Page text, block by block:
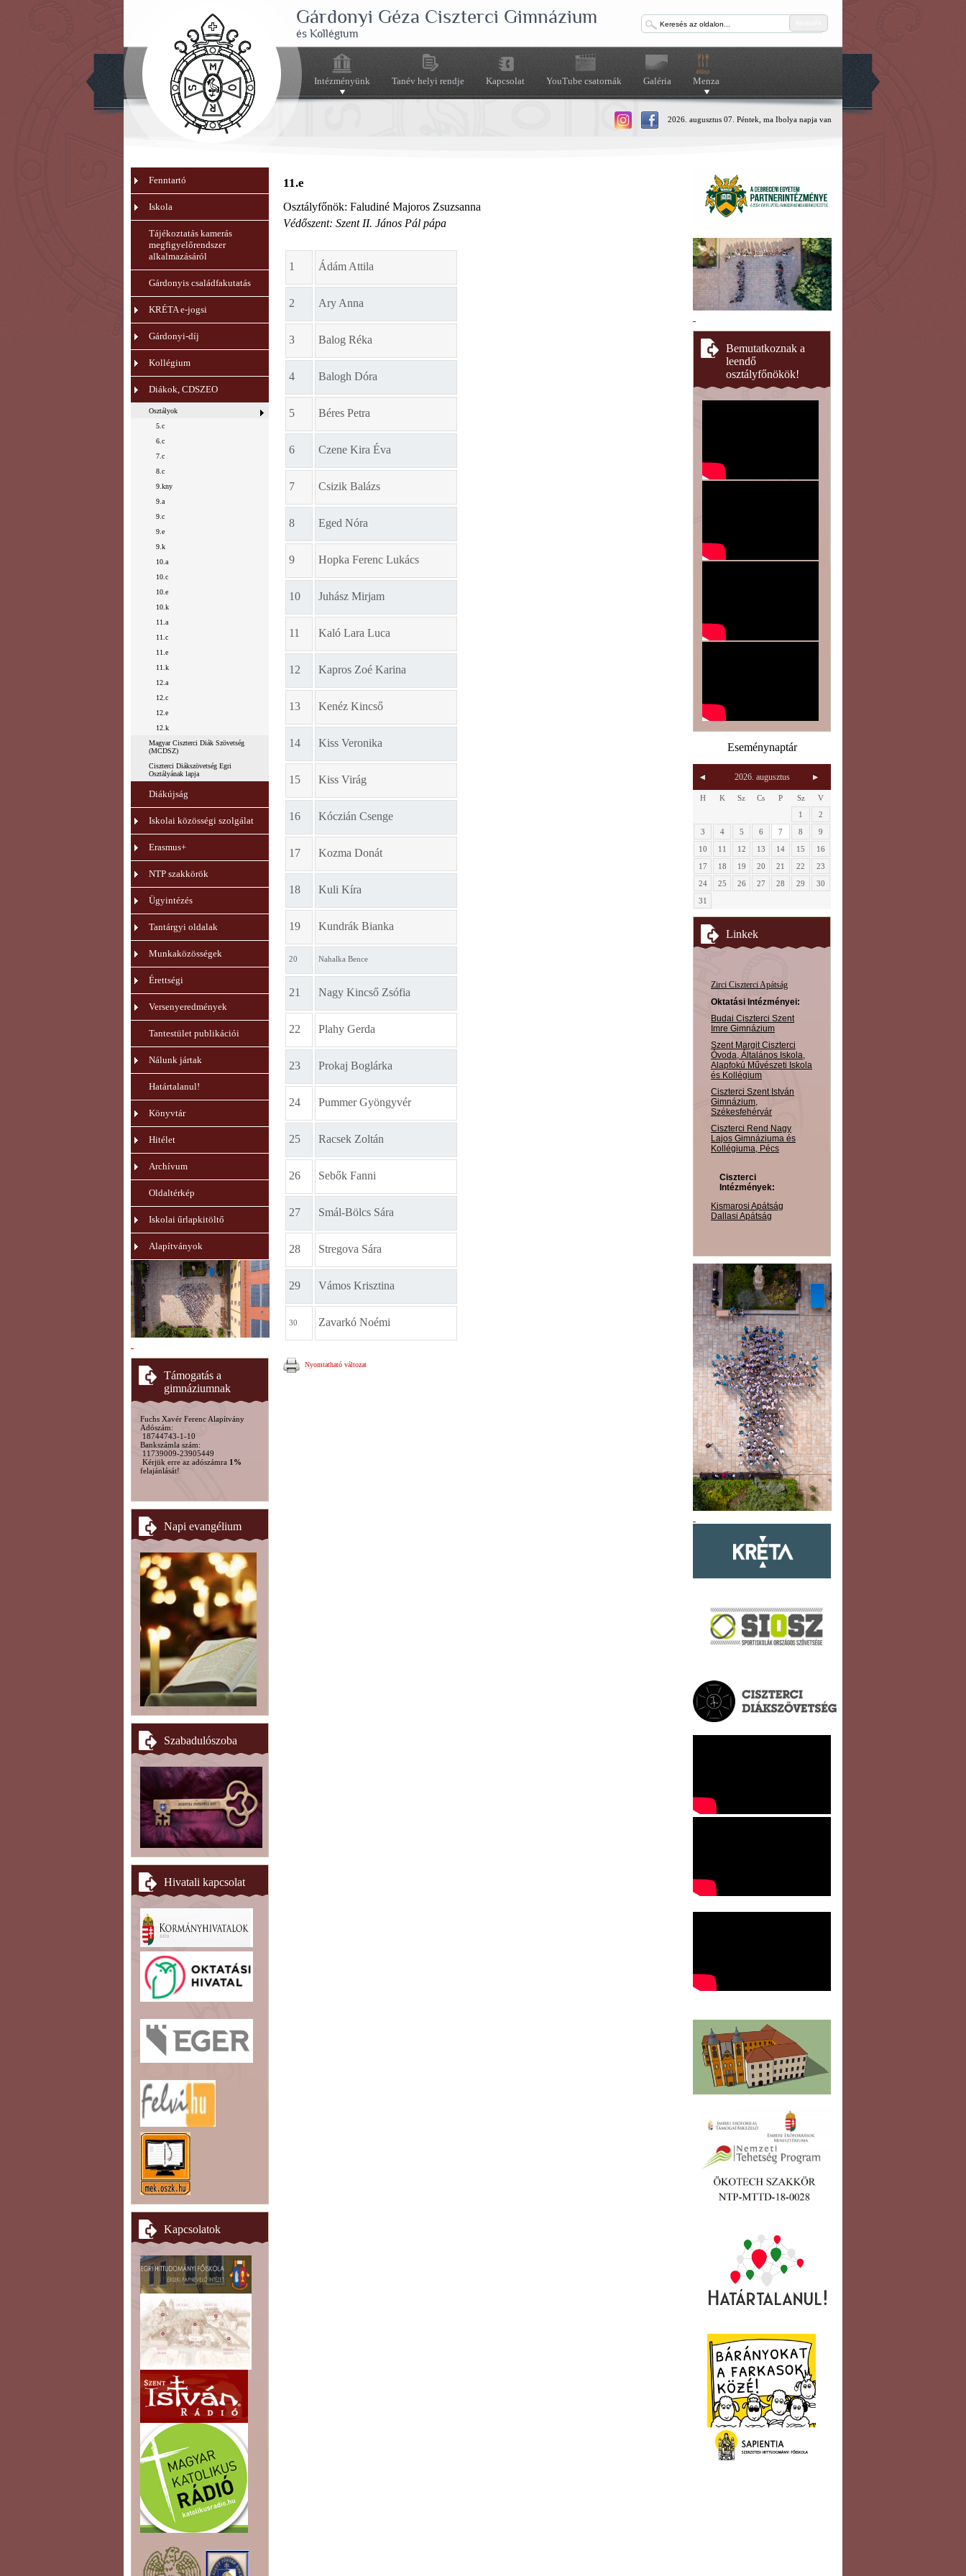
Gárdonyi Géza Ciszterci Gimnázium
és Kollégium
Intézményünk Tanév helyi rendje Kapcsolat YouTube csatornák Galéria Menza
2026. augusztus 07. Péntek, ma Ibolya napja van
Fenntartó
Iskola
Tájékoztatás kamerás
megfigyelőrendszer
alkalmazásáról
Gárdonyis családfakutatás
KRÉTA e-jogsi
Gárdonyi-díj
Kollégium
Diákok, CDSZEO
Osztályok
5.c
6.c
7.c
8.c
9.kny
9.a
9.c
9.e
9.k
10.a
10.c
10.e
10.k
11.a
11.c
11.e
11.k
12.a
12.c
12.e
12.k
Magyar Ciszterci Diák Szövetség
(MCDSZ)
Ciszterci Diákszövetség Egri
Osztályának lapja
Diákújság
Iskolai közösségi szolgálat
Erasmus+
NTP szakkörök
Ügyintézés
Tantárgyi oldalak
Munkaközösségek
Érettségi
Versenyeredmények
Tantestület publikációi
Nálunk jártak
Határtalanul!
Könyvtár
Hitélet
Archívum
Oldaltérkép
Iskolai űrlapkitöltő
Alapítványok
Támogatás a
gimnáziumnak
Fuchs Xavér Ferenc Alapítvány
Adószám:
18744743-1-10
Bankszámla szám:
11739009-23905449
Kérjük erre az adószámra 1%
felajánlását!
Napi evangélium
Szabadulószoba
Hivatali kapcsolat
Kapcsolatok
11.e
Osztályfőnök: Faludiné Majoros Zsuzsanna
Védőszent: Szent II. János Pál pápa
1 Ádám Attila
2 Ary Anna
3 Balog Réka
4 Balogh Dóra
5 Béres Petra
6 Czene Kira Éva
7 Csizik Balázs
8 Eged Nóra
9 Hopka Ferenc Lukács
10 Juhász Mirjam
11 Kaló Lara Luca
12 Kapros Zoé Karina
13 Kenéz Kincső
14 Kiss Veronika
15 Kiss Virág
16 Kóczián Csenge
17 Kozma Donát
18 Kuli Kíra
19 Kundrák Bianka
20 Nahalka Bence
21 Nagy Kincső Zsófia
22 Plahy Gerda
23 Prokaj Boglárka
24 Pummer Gyöngyvér
25 Racsek Zoltán
26 Sebők Fanni
27 Smál-Bölcs Sára
28 Stregova Sára
29 Vámos Krisztina
30 Zavarkó Noémi
Nyomtatható változat
Bemutatkoznak a
leendő
osztályfőnökök!
Eseménynaptár
2026. augusztus
H K Sz Cs P Sz
V
1
2
3
4 5 6 7 8
9
10
11 12 13 14 15
16
17
18 19 20 21 22
23
24
25 26 27 28 29
30
31
Linkek
Zirci Ciszterci Apátság
Oktatási Intézményei:
Budai Ciszterci Szent
Imre Gimnázium
Szent Margit Ciszterci
Óvoda, Általános Iskola,
Alapfokú Művészeti Iskola
és Kollégium
Ciszterci Szent István
Gimnázium,
Székesfehérvár
Ciszterci Rend Nagy
Lajos Gimnáziuma és
Kollégiuma, Pécs
Ciszterci
Intézmények:
Kismarosi Apátság
Dallasi Apátság